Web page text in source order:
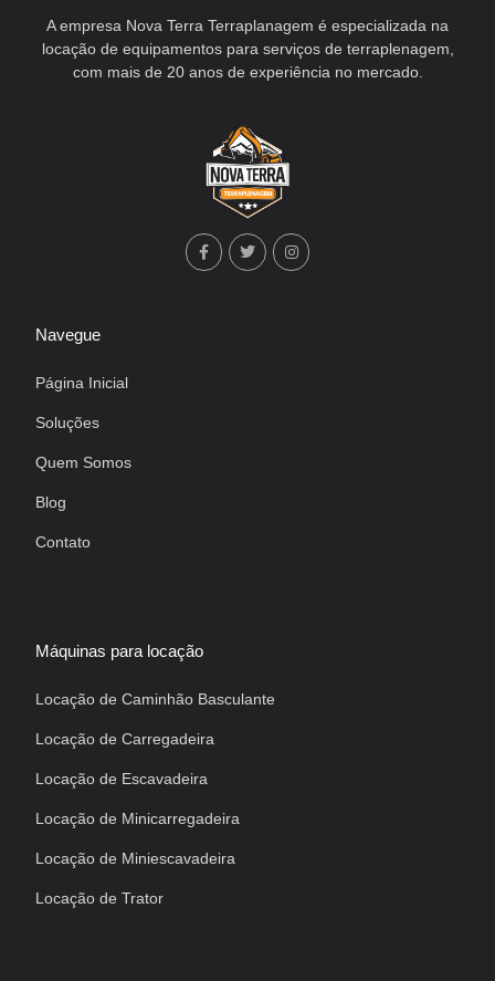
A empresa Nova Terra Terraplanagem é especializada na
locação de equipamentos para serviços de terraplenagem,
com mais de 20 anos de experiência no mercado.
Navegue
Página Inicial
Soluções
Quem Somos
Blog
Contato
Máquinas para locação
Locação de Caminhão Basculante
Locação de Carregadeira
Locação de Escavadeira
Locação de Minicarregadeira
Locação de Miniescavadeira
Locação de Trator